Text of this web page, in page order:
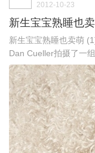
2012-10-23
新生宝宝熟睡也
新生宝宝熟睡也卖萌
Dan Cueller拍摄了一组